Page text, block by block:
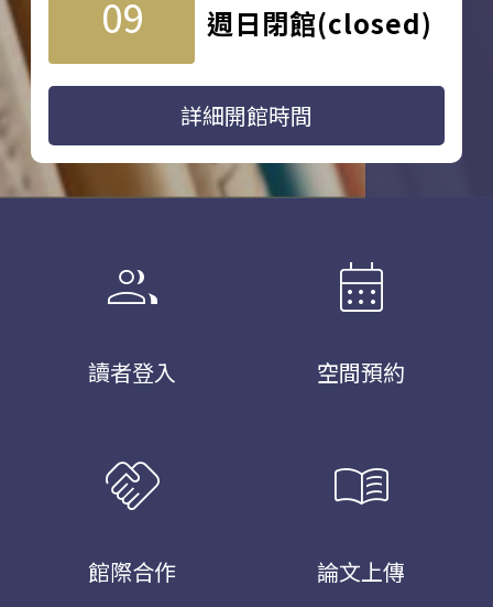
09 週日閉館(closed)
詳細開館時間
group
讀者登入
calendar_month
空間預約
handshake
館際合作
menu_book
論文上傳